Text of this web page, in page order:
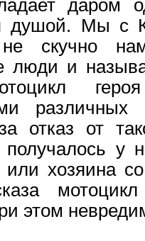
даром
душой. Мы с
скучно
люди и
отказ от
у
или хозяина
этом